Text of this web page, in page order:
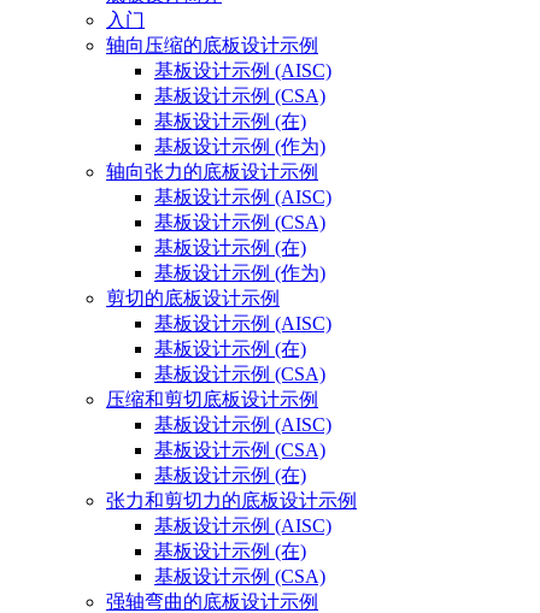
入门
轴向压缩的底板设计示例
基板设计示例 (AISC)
基板设计示例 (CSA)
基板设计示例 (在)
基板设计示例 (作为)
轴向张力的底板设计示例
基板设计示例 (AISC)
基板设计示例 (CSA)
基板设计示例 (在)
基板设计示例 (作为)
剪切的底板设计示例
基板设计示例 (AISC)
基板设计示例 (在)
基板设计示例 (CSA)
压缩和剪切底板设计示例
基板设计示例 (AISC)
基板设计示例 (CSA)
基板设计示例 (在)
张力和剪切力的底板设计示例
基板设计示例 (AISC)
基板设计示例 (在)
基板设计示例 (CSA)
强轴弯曲的底板设计示例